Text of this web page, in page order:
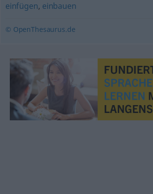
einfügen, einbauen
© OpenThesaurus.de